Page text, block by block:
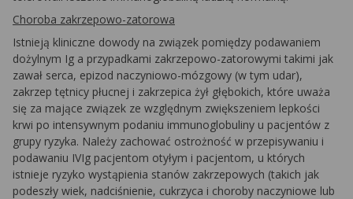
Choroba zakrzepowo-zatorowa
Istnieją kliniczne dowody na związek pomiędzy podawaniem
dożylnym Ig a przypadkami zakrzepowo-zatorowymi takimi jak
zawał serca, epizod naczyniowo-mózgowy (w tym udar),
zakrzep tętnicy płucnej i zakrzepica żył głębokich, które uważa
się za mające związek ze względnym zwiększeniem lepkości
krwi po intensywnym podaniu immunoglobuliny u pacjentów z
grupy ryzyka. Należy zachować ostrożność w przepisywaniu i
podawaniu IVIg pacjentom otyłym i pacjentom, u których
istnieje ryzyko wystąpienia stanów zakrzepowych (takich jak
podeszły wiek, nadciśnienie, cukrzyca i choroby naczyniowe lub